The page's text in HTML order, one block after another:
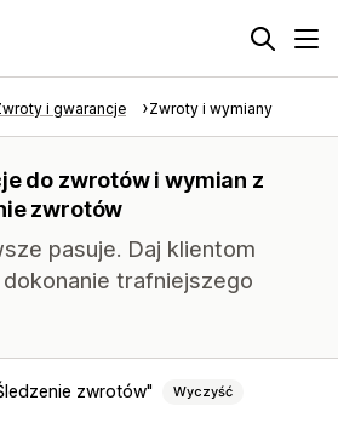
i gwarancje Zwroty i wymiany
do zwrotów i wymian z
zwrotów
pasuje. Daj klientom
trafniejszego
zwrotów Wyczyść